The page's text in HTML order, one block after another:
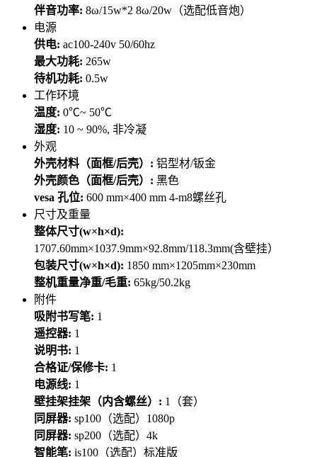
伴音功率: 8ω/15w*2 8ω/20w（选配低音炮）
电源
供电: ac100-240v 50/60hz
最大功耗: 265w
待机功耗: 0.5w
工作环境
温度: 0℃~ 50℃
湿度: 10 ~ 90%, 非冷凝
外观
外壳材料（面框/后壳）: 铝型材/钣金
外壳颜色（面框/后壳）: 黑色
vesa 孔位: 600 mm×400 mm 4-m8螺丝孔
尺寸及重量
整体尺寸(w×h×d):
1707.60mm×1037.9mm×92.8mm/118.3mm(含壁挂）
包装尺寸(w×h×d): 1850 mm×1205mm×230mm
整机重量净重/毛重: 65kg/50.2kg
附件
吸附书写笔: 1
遥控器: 1
说明书: 1
合格证/保修卡: 1
电源线: 1
壁挂架挂架（内含螺丝）: 1（套）
同屏器: sp100（选配）1080p
同屏器: sp200（选配）4k
智能笔: is100（选配）标准版